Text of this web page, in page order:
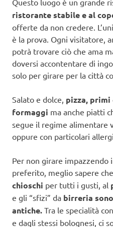
ristorante stabile e al
offerte da non credere.
è la prova. Ogni visitatore,
potrà trovare ciò che ama
doversi accontentare di
solo per girare per la città
Salato e dolce, pizza, primi
formaggi ma anche piatti
segue il regime alimentare
oppure con particolari
Per non girare
preferito, meglio sapere che
chioschi per tutti i gusti, al
e gli “sfizi” da birreria
antiche. Tra le specialità
e dagli stessi bolognesi, ci